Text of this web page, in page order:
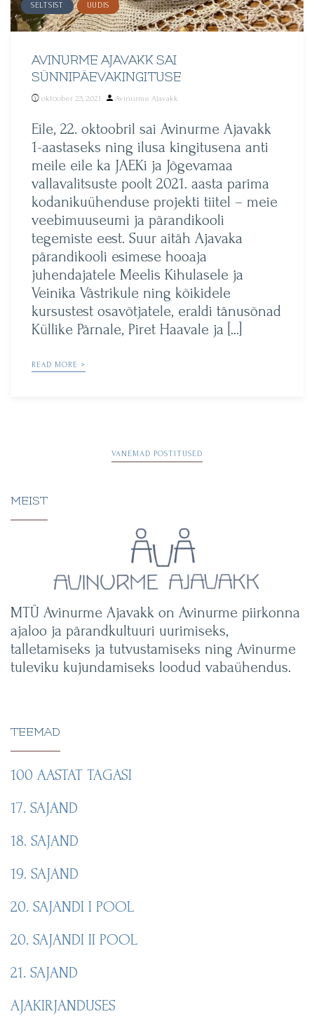
SELTSIST UUDIS
AVINURME AJAVAKK SAI
SÜNNIPÄEVAKINGITUSE
oktoober 23, 2021
Posted
Avinurme Ajavakk
Eile, 22. oktoobril sai Avinurme Ajavakk
1-aastaseks ning ilusa kingitusena anti
meile eile ka JAEKi ja Jõgevamaa
vallavalitsuste poolt 2021. aasta parima
kodanikuühenduse projekti tiitel – meie
veebimuuseumi ja pärandikooli
tegemiste eest. Suur aitäh Ajavaka
pärandikooli esimese hooaja
juhendajatele Meelis Kihulasele ja
Veinika Västrikule ning kõikidele
kursustest osavõtjatele, eraldi tänusõnad
Küllike Pärnale, Piret Haavale ja […]
READ MORE >
Navigeerimine
VANEMAD POSTITUSED
MEIST
MTÜ Avinurme Ajavakk on Avinurme piirkonna
ajaloo ja pärandkultuuri uurimiseks,
talletamiseks ja tutvustamiseks ning Avinurme
tuleviku kujundamiseks loodud vabaühendus.
TEEMAD
100 AASTAT TAGASI
17. SAJAND
18. SAJAND
19. SAJAND
20. SAJANDI I POOL
20. SAJANDI II POOL
21. SAJAND
AJAKIRJANDUSES